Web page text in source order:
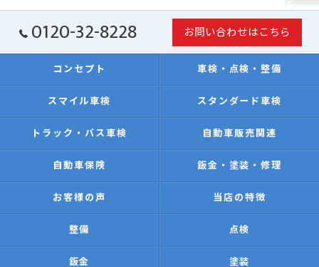
0120-32-8228 お問い合わせはこちら
コンセプト 車検・点検・整備
スマイル車検 スタンダード車検
トラック・バス車検 自動車販売関連
自動車保険 鈑金・塗装・修理
お客様の声 当店の特徴
整備 点検
鈑金 塗装